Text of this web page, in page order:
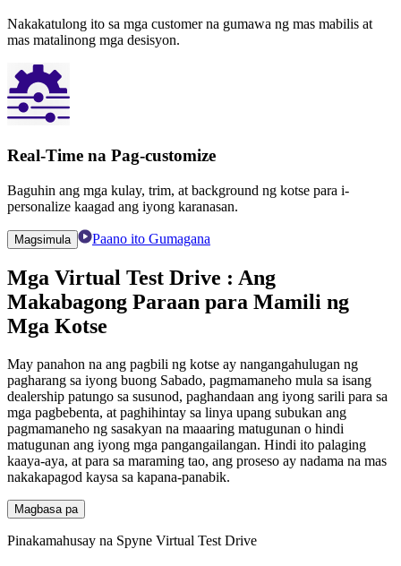
Nakakatulong ito sa mga customer na gumawa ng mas mabilis at
mas matalinong mga desisyon.
Real-Time na Pag-customize
Baguhin ang mga kulay, trim, at background ng kotse para i-
personalize kaagad ang iyong karanasan.
Magsimula Paano ito Gumagana
Mga Virtual Test Drive : Ang
Makabagong Paraan para Mamili ng
Mga Kotse
May panahon na ang pagbili ng kotse ay nangangahulugan ng
pagharang sa iyong buong Sabado, pagmamaneho mula sa isang
dealership patungo sa susunod, paghandaan ang iyong sarili para sa
mga pagbebenta, at paghihintay sa linya upang subukan ang
pagmamaneho ng sasakyan na maaaring matugunan o hindi
matugunan ang iyong mga pangangailangan. Hindi ito palaging
kaaya-aya, at para sa maraming tao, ang proseso ay nadama na mas
nakakapagod kaysa sa kapana-panabik.
Magbasa pa
Pinakamahusay na Spyne Virtual Test Drive